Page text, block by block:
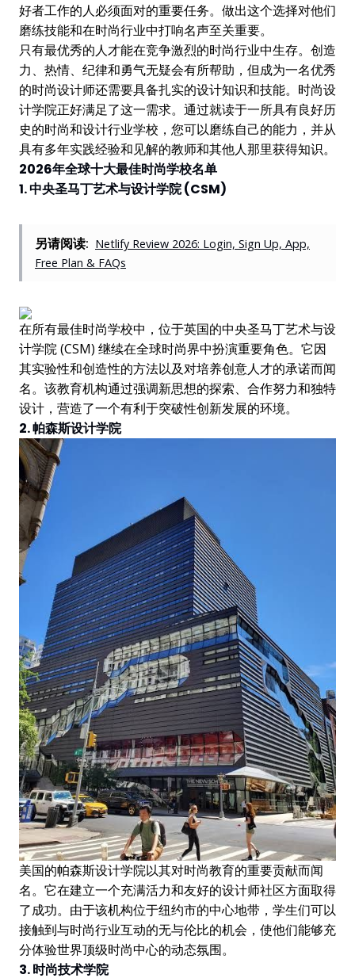
好者工作的人必须面对的重要任务。做出这个选择对他们
磨练技能和在时尚行业中打响名声至关重要。
只有最优秀的人才能在竞争激烈的时尚行业中生存。创造
力、热情、纪律和勇气无疑会有所帮助，但成为一名优秀
的时尚设计师还需要具备扎实的设计知识和技能。时尚设
计学院正好满足了这一需求。通过就读于一所具有良好历
史的时尚和设计行业学校，您可以磨练自己的能力，并从
具有多年实践经验和见解的教师和其他人那里获得知识。
2026年全球十大最佳时尚学校名单
1. 中央圣马丁艺术与设计学院 (CSM)
另请阅读: Netlify Review 2026: Login, Sign Up, App,
Free Plan & FAQs
在所有最佳时尚学校中，位于英国的中央圣马丁艺术与设
计学院 (CSM) 继续在全球时尚界中扮演重要角色。它因
其实验性和创造性的方法以及对培养创意人才的承诺而闻
名。该教育机构通过强调新思想的探索、合作努力和独特
设计，营造了一个有利于突破性创新发展的环境。
2. 帕森斯设计学院
美国的帕森斯设计学院以其对时尚教育的重要贡献而闻
名。它在建立一个充满活力和友好的设计师社区方面取得
了成功。由于该机构位于纽约市的中心地带，学生们可以
接触到与时尚行业互动的无与伦比的机会，使他们能够充
分体验世界顶级时尚中心的动态氛围。
3. 时尚技术学院